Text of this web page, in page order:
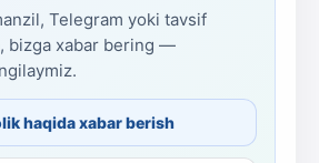
Telegram yoki tavsif
bizga xabar bering —
haqida xabar berish